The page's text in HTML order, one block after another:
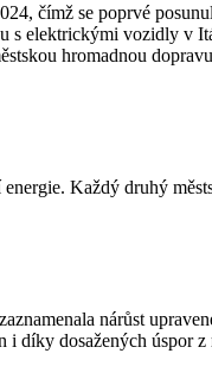
čímž se poprvé
s elektrickými vozidly v
hromadnou
Každý druhý
nárůst
díky dosažených úspor